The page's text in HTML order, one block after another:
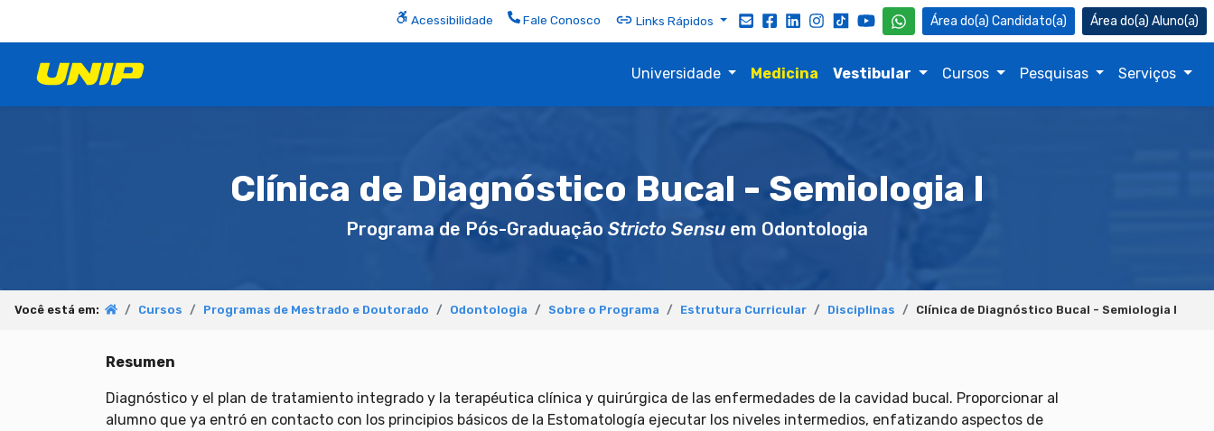
Acessibilidade Fale Conosco Links Rápidos Candidato(a) Aluno(a)
Universidade Medicina Vestibular Cursos Pesquisas Serviços
Clínica de Diagnóstico Bucal - Semiologia I
Programa de Pós-Graduação Stricto Sensu em Odontologia
Você está em: Cursos Programas de Mestrado e Doutorado Odontologia Sobre o Programa Estrutura Curricular Disciplinas Clínica de Diagnóstico Bucal - Semiologia I
Resumen
Diagnóstico y el plan de tratamiento integrado y la terapéutica clínica y quirúrgica de las enfermedades de la cavidad bucal. Proporcionar al
alumno que ya entró en contacto con los principios básicos de la Estomatología ejecutar los niveles intermedios, enfatizando aspectos de